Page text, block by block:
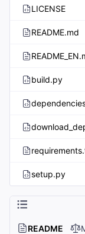
LICENSE
README.md
build.py
setup.py
README